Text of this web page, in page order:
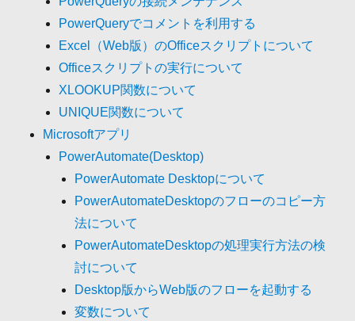
PowerQueryでコメントを利用する
Excel（Web版）のOfficeスクリプトについて
Officeスクリプトの実行について
XLOOKUP関数について
UNIQUE関数について
Microsoftアプリ
PowerAutomate(Desktop)
PowerAutomate Desktopについて
PowerAutomateDesktopのフローのコピー方
法について
PowerAutomateDesktopの処理実行方法の検
討について
Desktop版からWeb版のフローを起動する
変数について